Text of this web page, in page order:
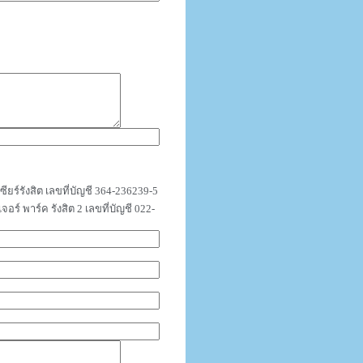
ร์รังสิต เลขที่บัญชี 364-236239-5
อร์ พาร์ค รังสิต 2 เลขที่บัญชี 022-